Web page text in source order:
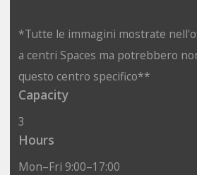
*Tutte le immagini mostrate
a centri Spaces ma potrebbero
questo centro specifico**
Capacity
3
Hours
Mon–Fri 9:00–17:00